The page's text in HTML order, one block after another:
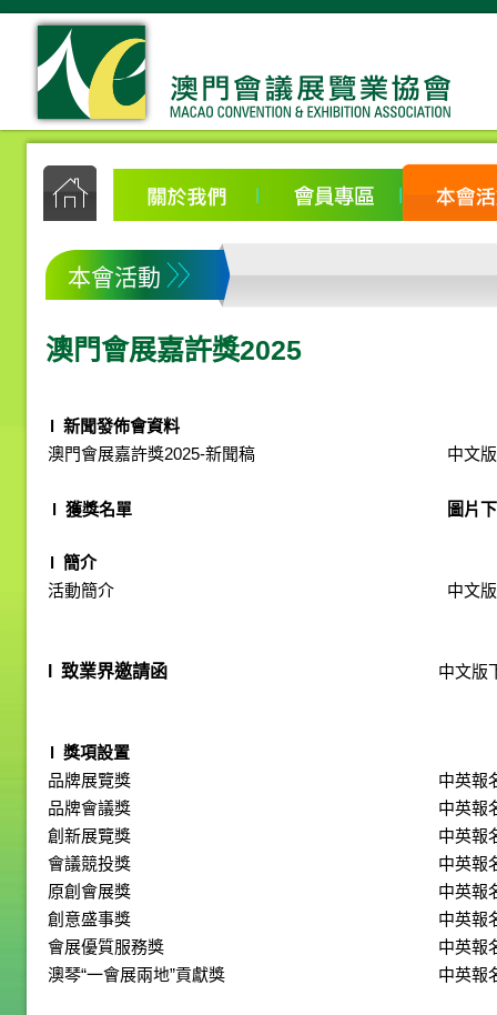
本會活動
澳門會展嘉許獎2025
l 新聞發佈會資料
澳門會展嘉許獎2025-新聞稿
中文
l 獲獎名單 圖片
l 簡介
活動簡介
中文
致業界邀請函 中文版
l 獎項設置
品牌展覽獎
中英報
品牌會議獎
中英報
創新展覽獎
中英報
會議競投獎
中英報
原創會展獎
中英報
創意盛事獎
中英報
會展優質服務獎
中英報
澳琴“一會展兩地”貢獻獎
中英報